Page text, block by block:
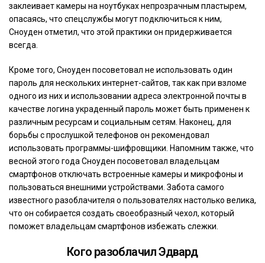
заклеивает камеры на ноутбуках непрозрачным пластырем,
опасаясь, что спецслужбы могут подключиться к ним,
Сноуден отметил, что этой практики он придерживается
всегда.
Кроме того, Сноуден посоветовал не использовать один
пароль для нескольких интернет-сайтов, так как при взломе
одного из них и использовании адреса электронной почты в
качестве логина украденный пароль может быть применен к
различным ресурсам и социальным сетям. Наконец, для
борьбы с прослушкой телефонов он рекомендовал
использовать программы-шифровщики. Напомним также, что
весной этого года Сноуден посоветовал владельцам
смартфонов отключать встроенные камеры и микрофоны и
пользоваться внешними устройствами. Забота самого
известного разоблачителя о пользователях настолько велика,
что он собирается создать своеобразный чехол, который
поможет владельцам смартфонов избежать слежки.
Кого разоблачил Эдвард